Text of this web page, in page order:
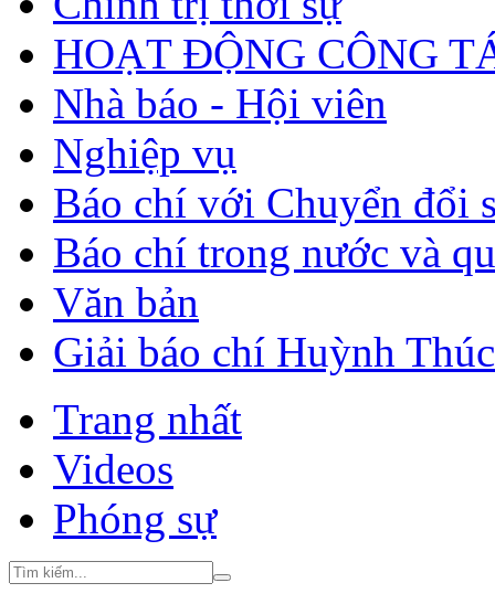
HOẠT ĐỘNG CÔNG
Nhà báo - Hội viên
Nghiệp vụ
Báo chí với Chuyển đổi
Báo chí trong nước và
Văn bản
Giải báo chí Huỳnh
Trang nhất
Videos
Phóng sự